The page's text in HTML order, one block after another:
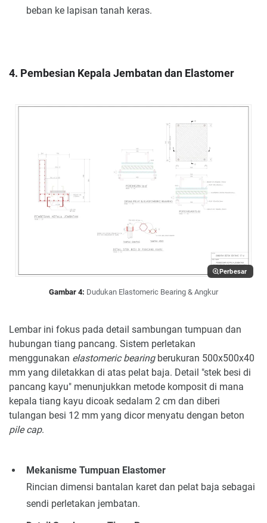
beban ke lapisan tanah keras.
4. Pembesian Kepala Jembatan dan Elastomer
Perbesar
Gambar 4: Dudukan Elastomeric Bearing & Angkur
Lembar ini fokus pada detail sambungan tumpuan dan
hubungan tiang pancang. Sistem perletakan
menggunakan elastomeric bearingberukuran 500x500x40
mm yang diletakkan di atas pelat baja. Detail "stek besi di
pancang kayu" menunjukkan metode komposit di mana
kepala tiang kayu dicoak sedalam 2 cm dan diberi
tulangan besi 12 mm yang dicor menyatu dengan beton
pile cap.
Mekanisme Tumpuan Elastomer
Rincian dimensi bantalan karet dan pelat baja sebagai
sendi perletakan jembatan.